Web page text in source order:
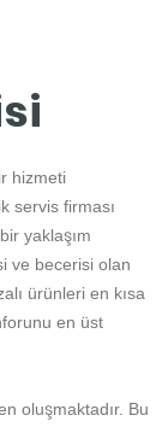
hizmeti
servis firması
yaklaşım
ve becerisi olan
ürünleri en kısa
en üst
oluşmaktadır. Bu